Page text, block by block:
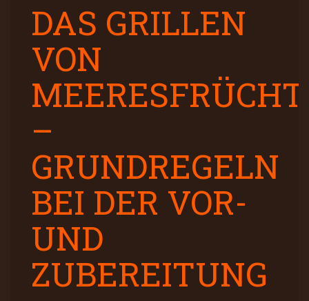
DAS GRILLEN
VON
–
GRUNDREGELN
BEI DER VOR-
UND
ZUBEREITUNG